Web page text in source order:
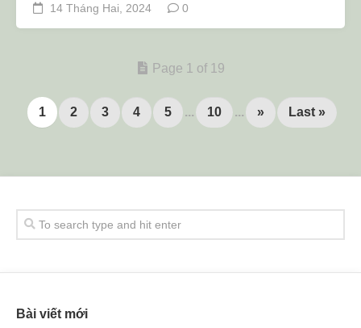
14 Tháng Hai, 2024 0
Page 1 of 19
1 2 3 4 5 ... 10 ... » Last »
Bài viết mới